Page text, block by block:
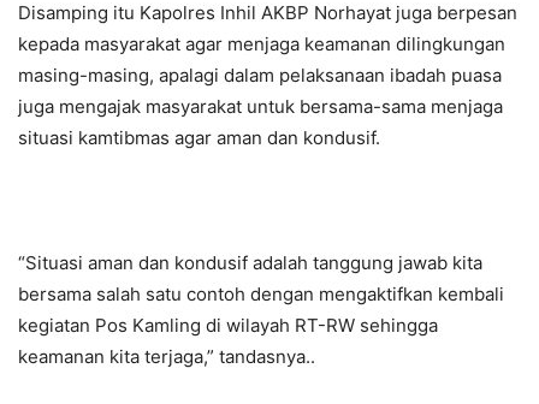
Disamping itu Kapolres Inhil AKBP Norhayat juga berpesan
kepada masyarakat agar menjaga keamanan dilingkungan
masing-masing, apalagi dalam pelaksanaan ibadah puasa
juga mengajak masyarakat untuk bersama-sama menjaga
situasi kamtibmas agar aman dan kondusif.
“Situasi aman dan kondusif adalah tanggung jawab kita
bersama salah satu contoh dengan mengaktifkan kembali
kegiatan Pos Kamling di wilayah RT-RW sehingga
keamanan kita terjaga,” tandasnya..